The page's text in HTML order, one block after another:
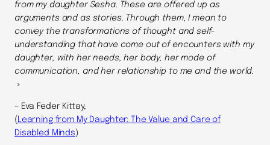
from my daughter Sesha. These are offered up as
arguments and as stories. Through them, I mean to
convey the transformations of thought and self-
understanding that have come out of encounters with my
daughter, with her needs, her body, her mode of
communication, and her relationship to me and the world.
»
– Eva Feder Kittay,
( Learning from My Daughter: The Value and Care of
Disabled Minds )